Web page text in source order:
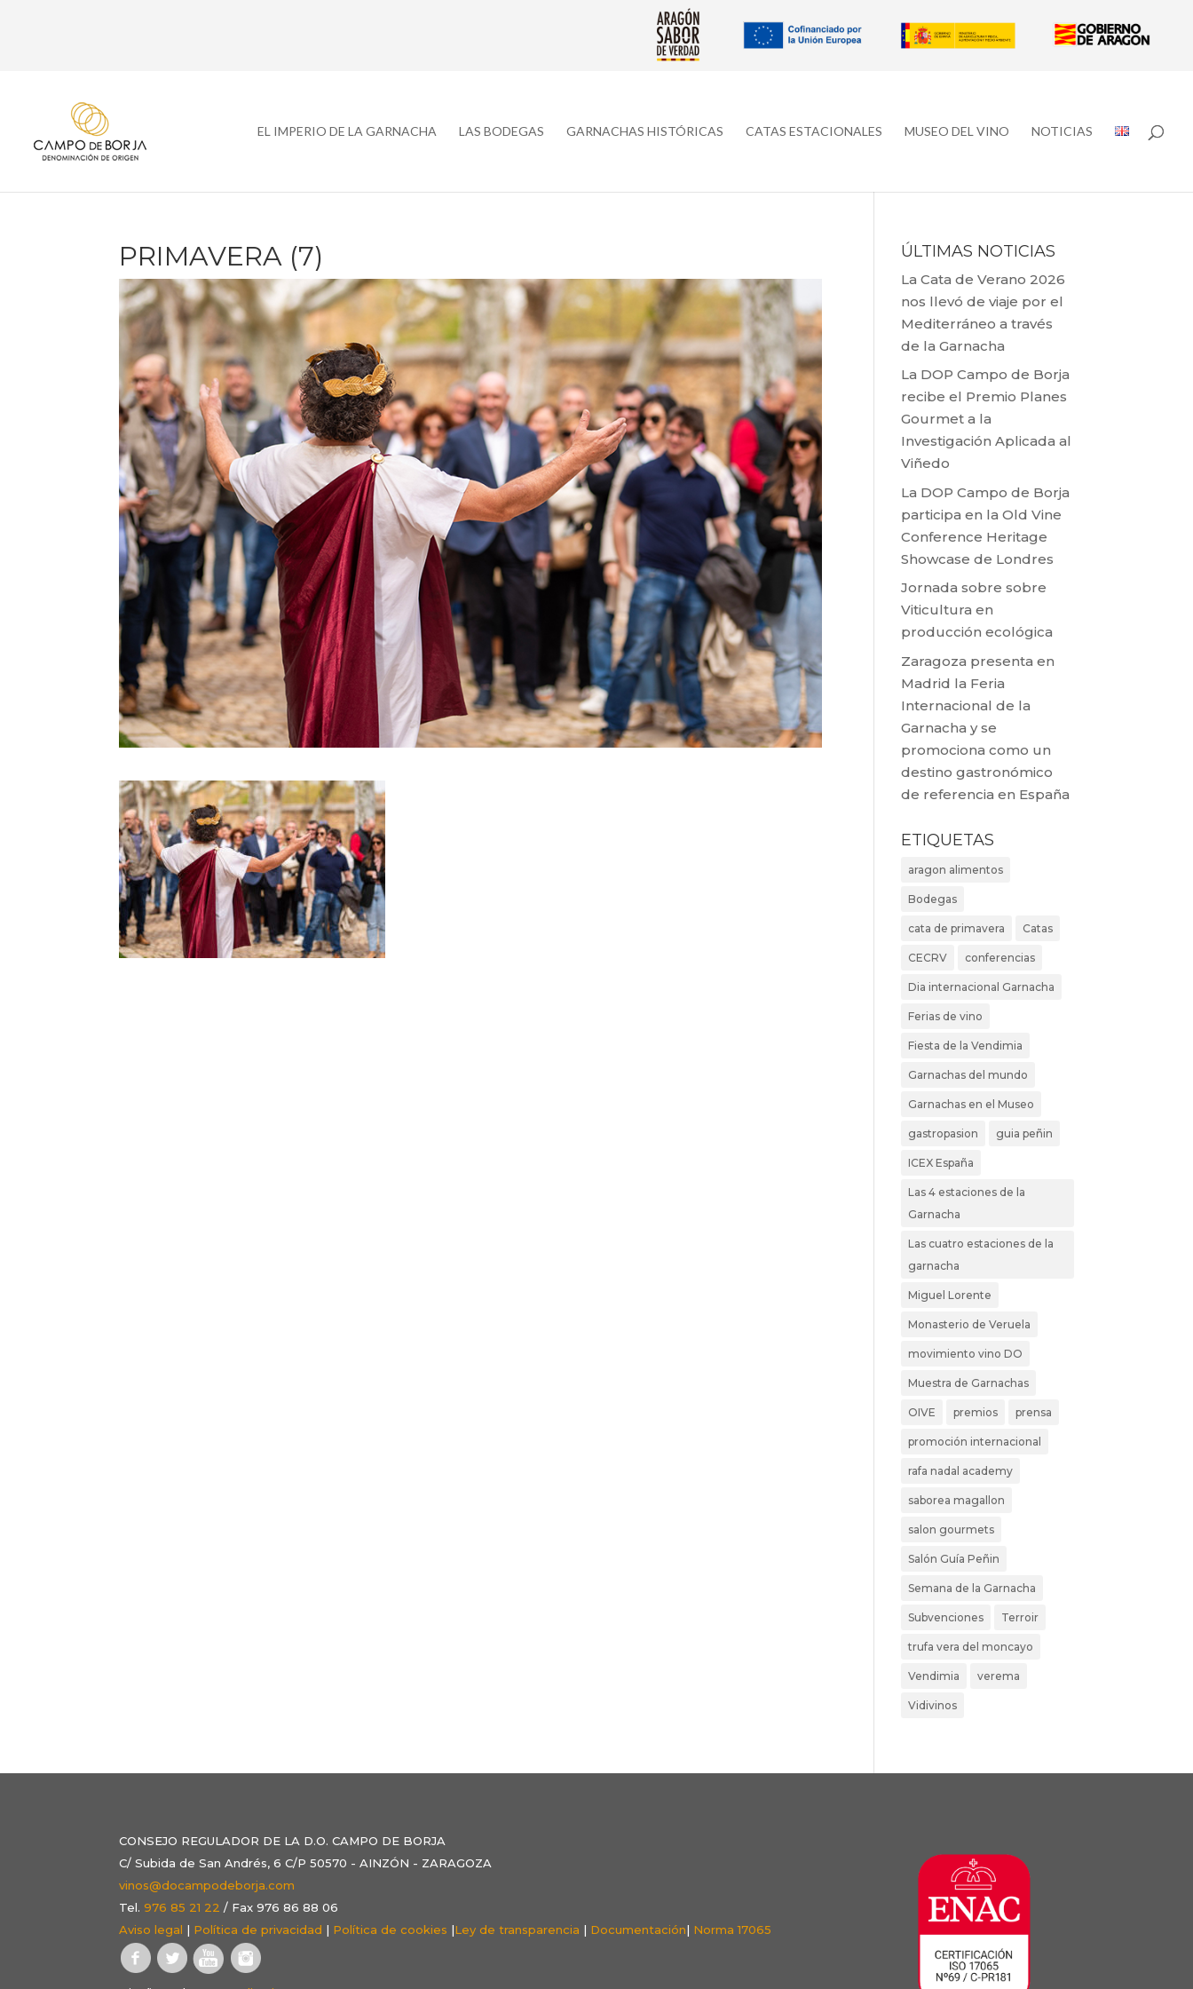
EL IMPERIO DE LA GARNACHA LAS BODEGAS GARNACHAS HISTÓRICAS CATAS ESTACIONALES MUSEO DEL VINO NOTICIAS
PRIMAVERA (7) ÚLTIMAS NOTICIAS
La Cata de Verano 2026
nos llevó de viaje por el
Mediterráneo a través
de la Garnacha
La DOP Campo de Borja
recibe el Premio Planes
Gourmet a la
Investigación Aplicada al
Viñedo
La DOP Campo de Borja
participa en la Old Vine
Conference Heritage
Showcase de Londres
Jornada sobre sobre
Viticultura en
producción ecológica
Zaragoza presenta en
Madrid la Feria
Internacional de la
Garnacha y se
promociona como un
destino gastronómico
de referencia en España
ETIQUETAS
aragon alimentos
Bodegas
cata de primavera Catas
CECRV conferencias
Dia internacional Garnacha
Ferias de vino
Fiesta de la Vendimia
Garnachas del mundo
Garnachas en el Museo
gastropasion guia peñin
ICEX España
Las 4 estaciones de la
Garnacha
Las cuatro estaciones de la
garnacha
Miguel Lorente
Monasterio de Veruela
movimiento vino DO
Muestra de Garnachas
OIVE premios prensa
promoción internacional
rafa nadal academy
saborea magallon
salon gourmets
Salón Guía Peñin
Semana de la Garnacha
Subvenciones Terroir
trufa vera del moncayo
Vendimia verema
Vidivinos
CONSEJO REGULADOR DE LA D.O. CAMPO DE BORJA
C/ Subida de San Andrés, 6 C/P 50570 - AINZÓN - ZARAGOZA
vinos@docampodeborja.com
Tel.976 85 21 22 / Fax 976 86 88 06
Aviso legal | Política de privacidad | Política de cookies |Ley de transparencia | Documentación| Norma 17065